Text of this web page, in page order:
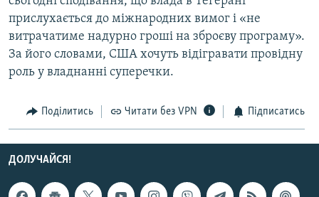
Усі сайти RFE/RL
прислухається до міжнародних вимог і «не
витрачатиме надурно гроші на зброєву програму».
За його словами, США хочуть відігравати провідну
роль у владнанні суперечки.
Поділитись Читати без VPN Підписатись
ДОЛУЧАЙСЯ!